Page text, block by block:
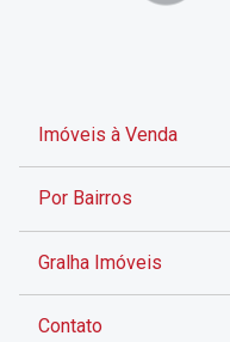
Imóveis à Venda
Por Bairros
Gralha Imóveis
Contato